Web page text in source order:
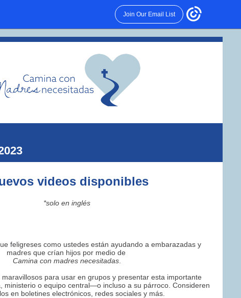
Join Our Email List
videos disponibles
*solo en inglés
feligreses como ustedes están ayudando a embarazadas y
madres que crían hijos por medio de
Camina con madres necesitadas
para usar en grupos y presentar esta importante
ministerio o equipo central—o incluso a su párroco. Consideren
en boletines electrónicos, redes sociales y más.